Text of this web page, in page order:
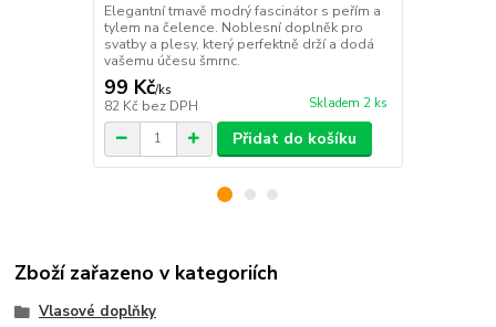
Elegantní tmavě modrý fascinátor s peřím a
tylem na čelence. Noblesní doplněk pro
svatby a plesy, který perfektně drží a dodá
vašemu účesu šmrnc.
99 Kč/ks
82 Kč bez DPH Skladem 2 ks
Přidat do košíku
Zboží zařazeno v kategoriích
Vlasové doplňky